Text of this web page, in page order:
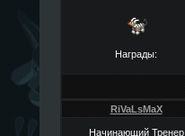
Награды:
RiVaLsMaX
Начинающий Тренер